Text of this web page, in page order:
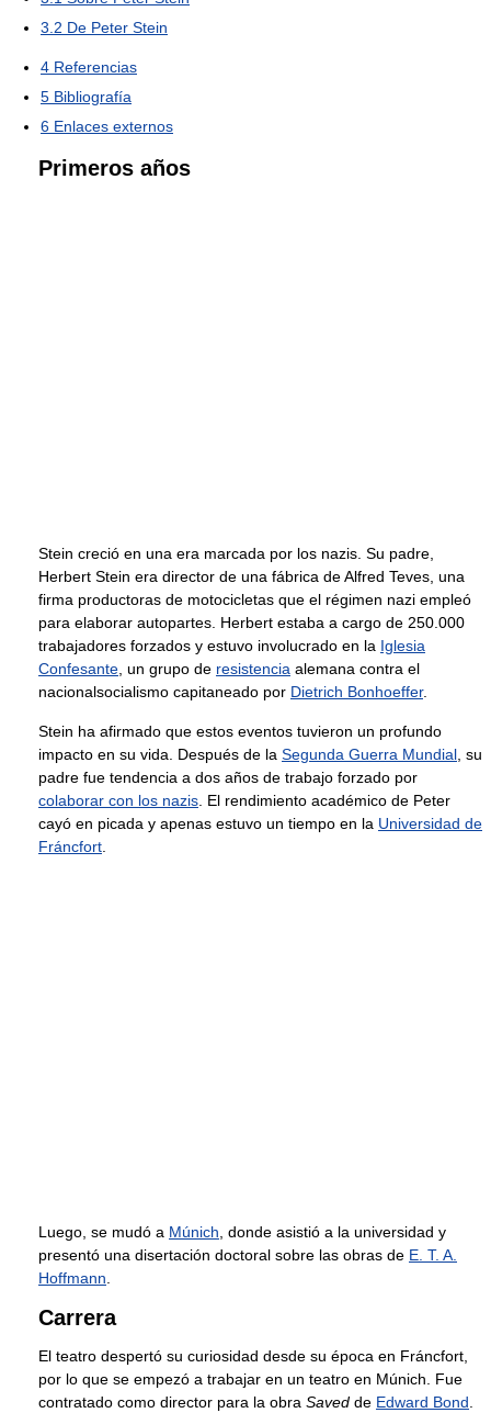
3.2 De Peter Stein
4 Referencias
5 Bibliografía
6 Enlaces externos
Primeros años
Stein creció en una era marcada por los nazis. Su padre,
Herbert Stein era director de una fábrica de Alfred Teves, una
firma productoras de motocicletas que el régimen nazi empleó
para elaborar autopartes. Herbert estaba a cargo de 250.000
trabajadores forzados y estuvo involucrado en la Iglesia
Confesante , un grupo de resistencia alemana contra el
nacionalsocialismo capitaneado por Dietrich Bonhoeffer.
Stein ha afirmado que estos eventos tuvieron un profundo
impacto en su vida. Después de la Segunda Guerra Mundial , su
padre fue tendencia a dos años de trabajo forzado por
colaborar con los nazis . El rendimiento académico de Peter
cayó en picada y apenas estuvo un tiempo en la Universidad de
Fráncfort
Luego, se mudó a Múnich , donde asistió a la universidad y
presentó una disertación doctoral sobre las obras de E. T. A.
Hoffmann
Carrera
El teatro despertó su curiosidad desde su época en Fráncfort,
por lo que se empezó a trabajar en un teatro en Múnich. Fue
contratado como director para la obra Saved de Edward Bond